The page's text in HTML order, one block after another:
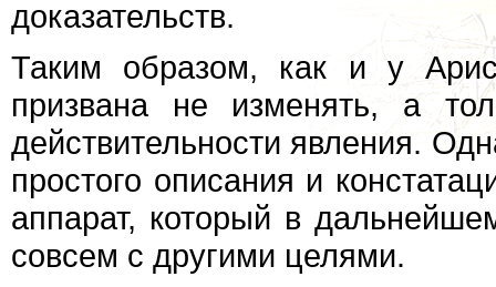
доказательств.
Таким образом, как и у
призвана не изменять, а
действительности явления.
простого описания и
аппарат, который в
совсем с другими целями.